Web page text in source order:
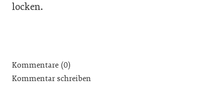
locken.
Kommentare (0)
Kommentar schreiben